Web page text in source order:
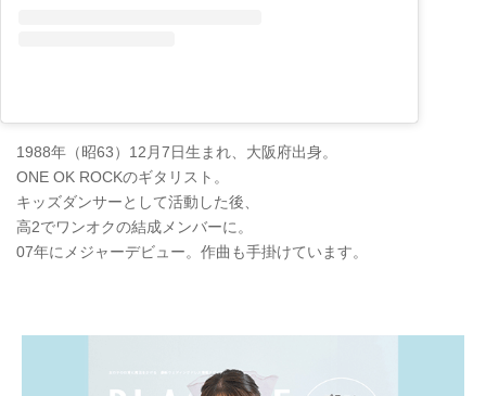
1988年（昭63）12月7日生まれ、大阪府出身。
ONE OK ROCKのギタリスト。
キッズダンサーとして活動した後、
高2でワンオクの結成メンバーに。
07年にメジャーデビュー。作曲も手掛けています。